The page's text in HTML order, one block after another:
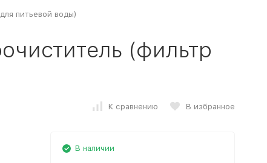
питьевой воды)
(фильтр
К сравнению В избранное
В наличии